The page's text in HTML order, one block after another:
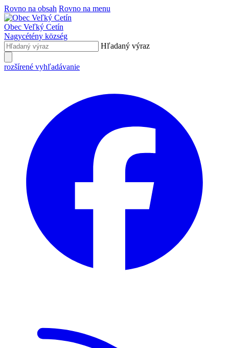
Rovno na obsah Rovno na menu
Obec Veľký Cetín
Nagycétény község
Hľadaný výraz
rozšírené vyhľadávanie